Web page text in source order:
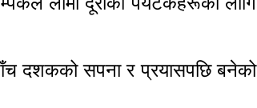
दशकको सपना र प्रयासपछि बनेको